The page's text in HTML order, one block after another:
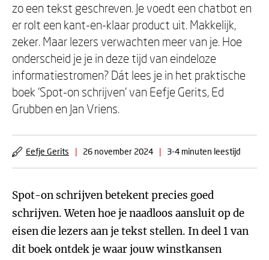
zo een tekst geschreven. Je voedt een chatbot en
er rolt een kant-en-klaar product uit. Makkelijk,
zeker. Maar lezers verwachten meer van je. Hoe
onderscheid je je in deze tijd van eindeloze
informatiestromen? Dát lees je in het praktische
boek ‘Spot-on schrijven’ van Eefje Gerits, Ed
Grubben en Jan Vriens.
Eefje Gerits | 26 november 2024 | 3-4 minuten leestijd
Spot-on schrijven betekent precies goed
schrijven. Weten hoe je naadloos aansluit op de
eisen die lezers aan je tekst stellen. In deel 1 van
dit boek ontdek je waar jouw winstkansen